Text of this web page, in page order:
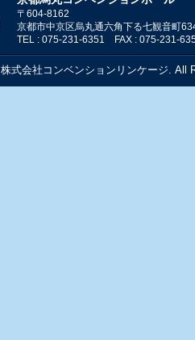
〒604-8162
京都市中京区烏丸通六角下る七観音町
TEL : 075-231-6351 FAX : 075-231-
株式会社コンベンションリンケージ . All